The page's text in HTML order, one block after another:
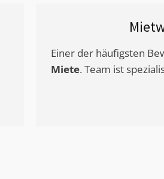
Einer der häufigsten
Miete. Team ist